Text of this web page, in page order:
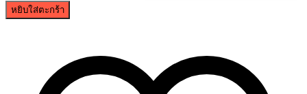
หยิบใส่ตะกร้า